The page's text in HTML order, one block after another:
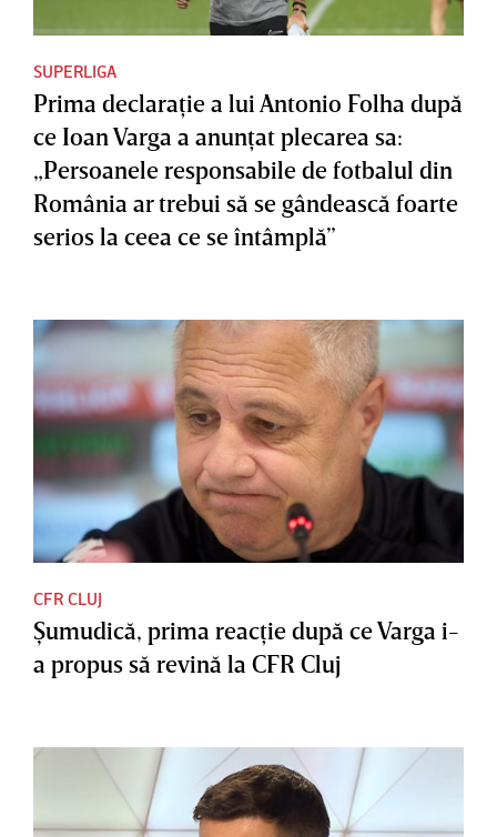
SUPERLIGA
Prima declaraţie a lui Antonio Folha după
ce Ioan Varga a anunţat plecarea sa:
„Persoanele responsabile de fotbalul din
România ar trebui să se gândească foarte
serios la ceea ce se întâmplă”
CFR CLUJ
Şumudică, prima reacţie după ce Varga i-
a propus să revină la CFR Cluj